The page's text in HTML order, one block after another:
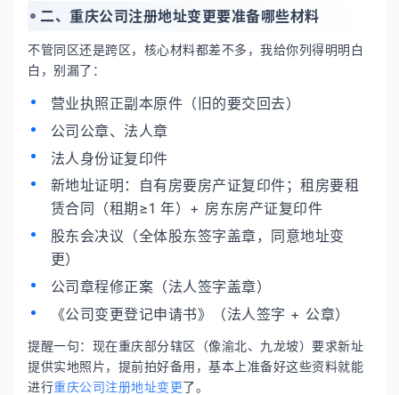
二、重庆公司注册地址变更要准备哪些材料
不管同区还是跨区，核心材料都差不多，我给你列得明明白
白，别漏了：
营业执照正副本原件（旧的要交回去）
公司公章、法人章
法人身份证复印件
新地址证明：自有房要房产证复印件；租房要租
赁合同（租期≥1 年）+ 房东房产证复印件
股东会决议（全体股东签字盖章，同意地址变
更）
公司章程修正案（法人签字盖章）
《公司变更登记申请书》（法人签字 + 公章）
提醒一句：现在重庆部分辖区（像渝北、九龙坡）要求新址
提供实地照片，提前拍好备用，基本上准备好这些资料就能
进行重庆公司注册地址变更了。